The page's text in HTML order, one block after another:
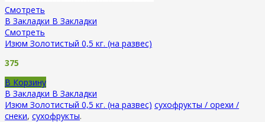
Смотреть
В Закладки В Закладки
Смотреть
Изюм Золотистый 0,5 кг. (на развес)
375
В Корзину
В Закладки В Закладки
Изюм Золотистый 0,5 кг. (на развес) сухофрукты / орехи /
снеки, сухофрукты.